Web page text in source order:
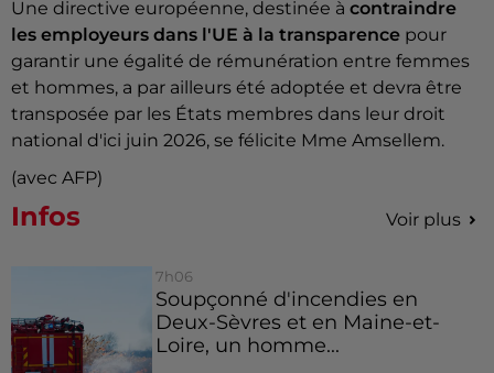
Une directive européenne, destinée à contraindre
les employeurs dans l'UE à la transparence pour
garantir une égalité de rémunération entre femmes
et hommes, a par ailleurs été adoptée et devra être
transposée par les États membres dans leur droit
national d'ici juin 2026, se félicite Mme Amsellem.
(avec AFP)
Infos Voir plus
7h06
Soupçonné d'incendies en
Deux-Sèvres et en Maine-et-
Loire, un homme...